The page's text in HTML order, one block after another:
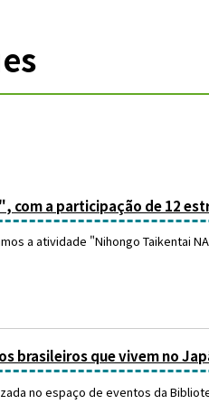
com a participação de 12
a atividade "Nihongo Taikentai
brasileiros que vivem no
no espaço de eventos da